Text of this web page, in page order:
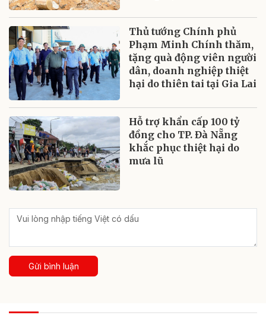
Thủ tướng Chính phủ
Phạm Minh Chính thăm,
tặng quà động viên người
dân, doanh nghiệp thiệt
hại do thiên tai tại Gia Lai
Hỗ trợ khẩn cấp 100 tỷ
đồng cho TP. Đà Nẵng
khắc phục thiệt hại do
mưa lũ
Gửi bình luận